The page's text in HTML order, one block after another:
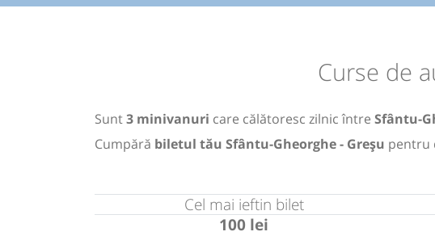
Curse de
Sunt3 minivanuri care călătoresc zilnic între Sfântu-
Cumpără biletul tău Sfântu-Gheorghe - Greșu pentru
Cel mai ieftin bilet
100 lei